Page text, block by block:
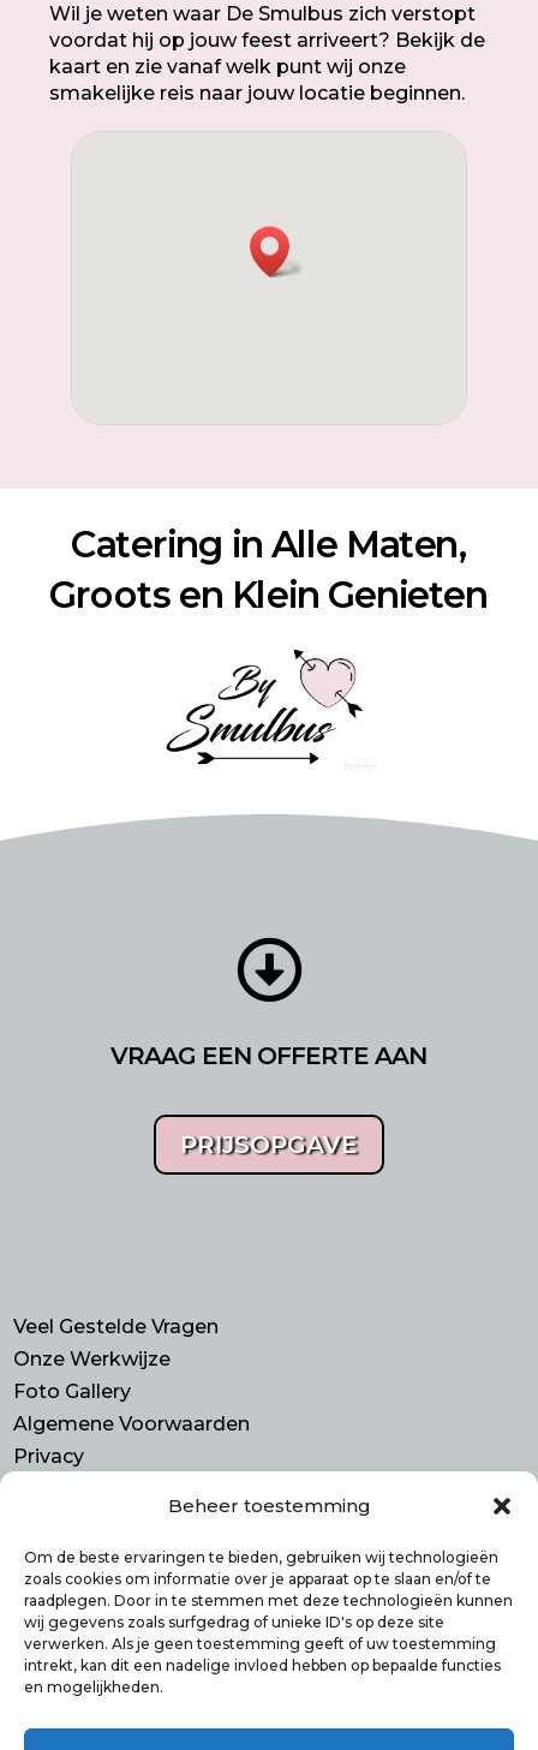
Beheer toestemming
Om de beste ervaringen te bieden, gebruiken wij technologieën
zoals cookies om informatie over je apparaat op te slaan en/of te
raadplegen. Door in te stemmen met deze technologieën kunnen
wij gegevens zoals surfgedrag of unieke ID's op deze site
verwerken. Als je geen toestemming geeft of uw toestemming
intrekt, kan dit een nadelige invloed hebben op bepaalde functies
en mogelijkheden.
Wil je weten waar De Smulbus zich verstopt
voordat hij op jouw feest arriveert? Bekijk de
kaart en zie vanaf welk punt wij onze
smakelijke reis naar jouw locatie beginnen.
Catering in Alle Maten,
Groots en Klein Genieten

VRAAG EEN OFFERTE AAN
PRIJSOPGAVE
Veel Gestelde Vragen
Onze Werkwijze
Foto Gallery
Algemene Voorwaarden
Privacy
Purmerend N-H
info@smulbus.nl
06 41746470
Volg ons op: